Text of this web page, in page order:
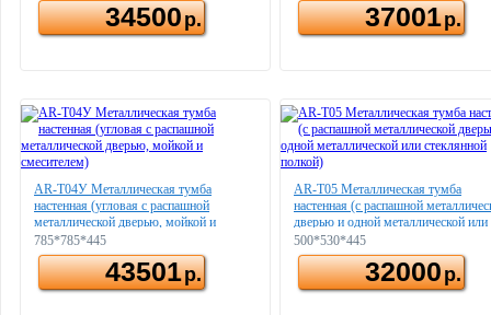
34500р. 37001р.
AR-T04У Металлическая тумба
настенная (угловая с распашной
металлической дверью, мойкой и
смесителем)
785*785*445
43501р.
AR-T05 Металлическая тумба
настенная (с распашной
дверью и одной металлической или
стеклянной полкой)
500*530*445
32000р.